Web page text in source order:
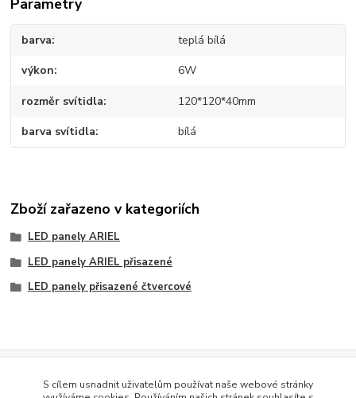
Parametry
barva teplá bílá
výkon 6W
rozměr svítidla 120*120*40mm
barva svítidla bílá
Zboží zařazeno v kategoriích
LED panely ARIEL
LED panely ARIEL přisazené
LED panely přisazené čtvercové
Podle zákona o evidenci tržeb je prodávající povinen vystavit
S cílem usnadnit uživatelům používat naše webové stránky